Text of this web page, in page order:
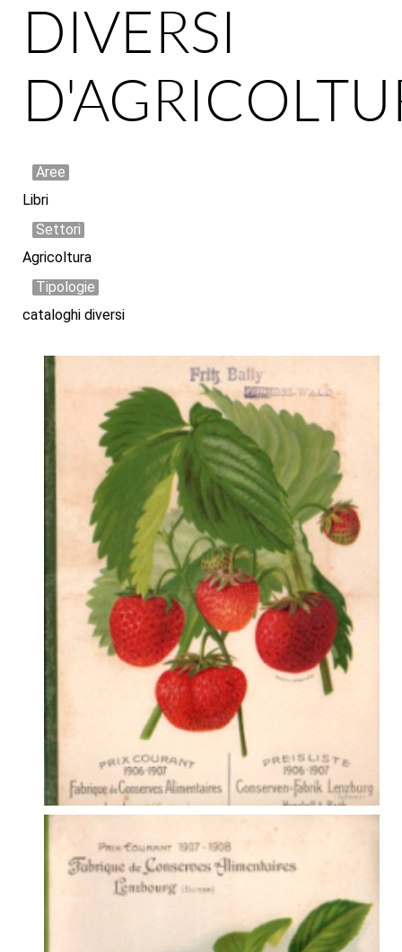
DIVERSI
Aree
Libri
Settori
Agricoltura
Tipologie
cataloghi diversi